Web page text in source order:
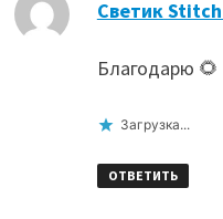
Светик
Благодарю 🌻
Загрузка...
ОТВЕТИТЬ